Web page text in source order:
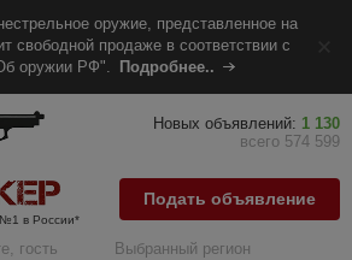
оружие, представленное на
свободной продаже в соответствии с
оружии РФ".
Подробнее..
в России*
гость
Выбранный регион
Новых объявлений: 1 130
всего 574 599
Подать объявление